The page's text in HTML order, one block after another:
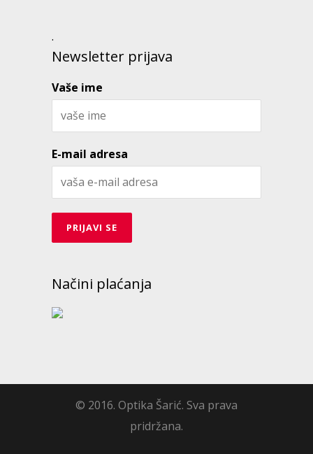
.
Newsletter prijava
Vaše ime
E-mail adresa
Načini plaćanja
© 2016. Optika Šarić. Sva prava
pridržana.